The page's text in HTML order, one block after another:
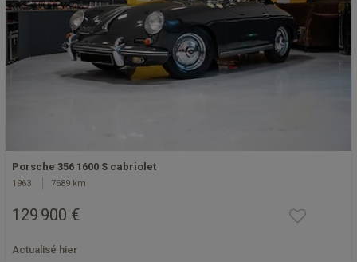
Porsche 356 1600 S cabriolet
1963 7689 km
129 900 €
Actualisé hier